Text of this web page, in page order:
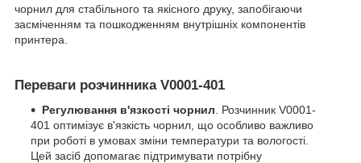
чорнил для стабільного та якісного друку, запобігаючи
засміченням та пошкодженням внутрішніх компонентів
принтера.
Переваги розчинника V0001-401
Регулювання в'язкості чорнил . Розчинник V0001-
401 оптимізує в'язкість чорнил, що особливо важливо
при роботі в умовах зміни температури та вологості.
Цей засіб допомагає підтримувати потрібну